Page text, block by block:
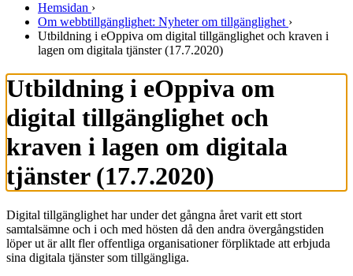
Hemsidan ›
Om webbtillgänglighet: Nyheter om tillgänglighet ›
Utbildning i eOppiva om digital tillgänglighet och kraven i
lagen om digitala tjänster (17.7.2020)
Utbildning i eOppiva om
digital tillgänglighet och
kraven i lagen om digitala
tjänster (17.7.2020)
Digital tillgänglighet har under det gångna året varit ett stort
samtalsämne och i och med hösten då den andra övergångstiden
löper ut är allt fler offentliga organisationer förpliktade att erbjuda
sina digitala tjänster som tillgängliga.